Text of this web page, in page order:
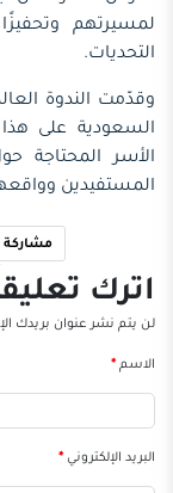
لمسيرتهم
التحديات.
وقدّمت الندوة
السعودية
على هذا
الأسر المحتاجة
المستفيدين
مشاركة
اترك
لن يتم نشر عنوان بريدك
الاسم *
البريد الإلكتروني *